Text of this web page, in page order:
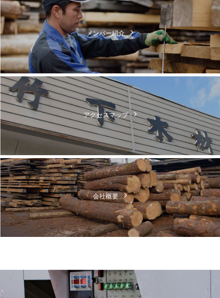
メンバー紹介
アクセスマップ
会社概要